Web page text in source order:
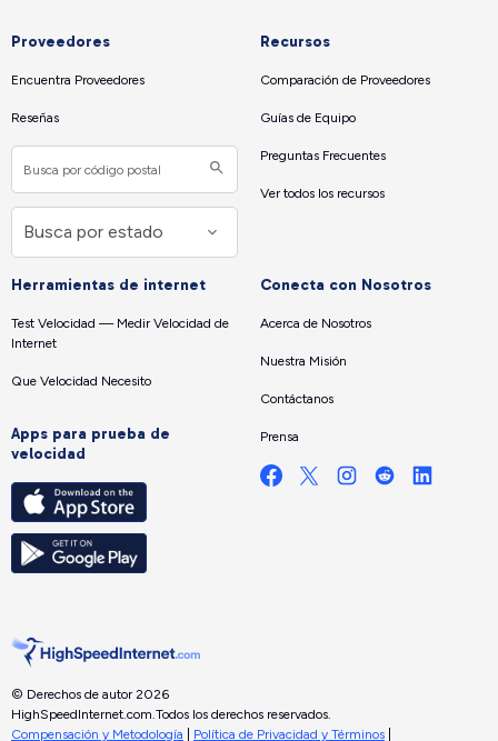
Proveedores
Encuentra Proveedores
Reseñas
Recursos
Comparación de Proveedores
Guías de Equipo
Preguntas Frecuentes
Ver todos los recursos
Herramientas de internet
Test Velocidad — Medir Velocidad de
Internet
Que Velocidad Necesito
Apps para prueba de
velocidad
Conecta con Nosotros
Acerca de Nosotros
Nuestra Misión
Contáctanos
Prensa
© Derechos de autor 2026
HighSpeedInternet.com.Todos los derechos reservados.
Compensación y Metodología
Política de Privacidad y Términos